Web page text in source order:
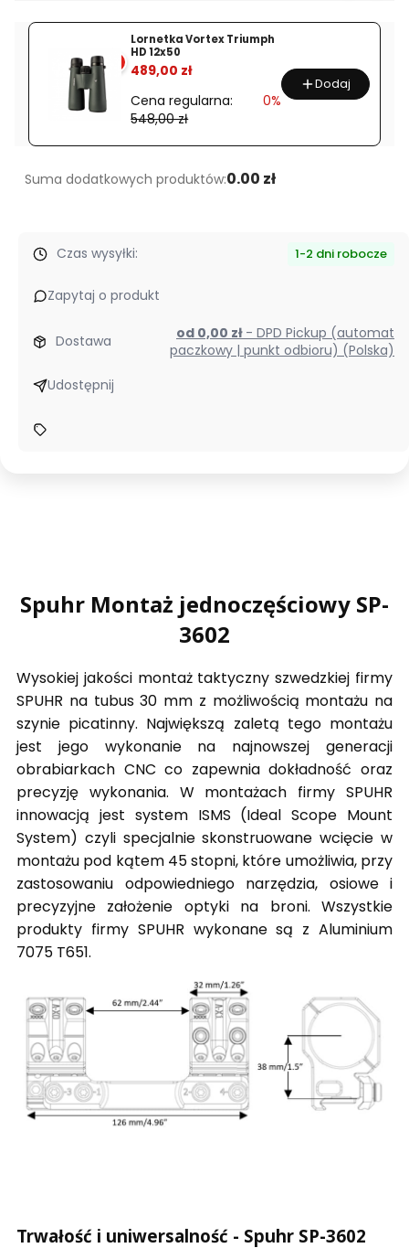
mm
|
20,6
|
38
Lornetka Vortex Triumph
HD 12x50
489,00 zł
Cena regularna:
548,00 zł
0%
Dodaj
Suma dodatkowych produktów:0.00 zł
Czas wysyłki: 1-2 dni robocze
Zapytaj o produkt
Dostawa od 0,00 zł - DPD Pickup (automat
paczkowy | punkt odbioru) (Polska)
Udostępnij
Spuhr Montaż jednoczęściowy SP-
3602
Wysokiej jakości montaż taktyczny szwedzkiej firmy
SPUHR na tubus 30 mm z możliwością montażu na
szynie picatinny. Największą zaletą tego montażu
jest jego wykonanie na najnowszej generacji
obrabiarkach CNC co zapewnia dokładność oraz
precyzję wykonania. W montażach firmy SPUHR
innowacją jest system ISMS (Ideal Scope Mount
System) czyli specjalnie skonstruowane wcięcie w
montażu pod kątem 45 stopni, które umożliwia, przy
zastosowaniu odpowiedniego narzędzia, osiowe i
precyzyjne założenie optyki na broni. Wszystkie
produkty firmy SPUHR wykonane są z Aluminium
7075 T651.
Trwałość i uniwersalność - Spuhr SP-3602